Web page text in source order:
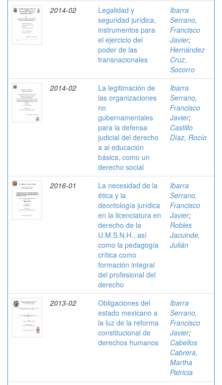
2014-02
Legalidad y
seguridad jurídica,
instrumentos para
el ejercicio del
poder de las
transnacionales
Ibarra
Serrano,
Francisco
Javier;
Hernández
Cruz,
Socorro
2014-02
La legitimación de
las organizaciones
no
gubernamentales
para la defensa
judicial del derecho
a al educación
básica, como un
derecho social
Ibarra
Serrano,
Francisco
Javier;
Castillo
Díaz, Rocío
2016-01
La necesidad de la
ética y la
deontología jurídica
en la licenciatura en
derecho de la
U.M.S.N.H., así
como la pedagogía
crítica como
formación integral
del profesional del
derecho
Ibarra
Serrano,
Francisco
Javier;
Robles
Jacuinde,
Julián
2013-02
Obligaciones del
estado mexicano a
la luz de la reforma
constitucional de
derechos humanos
Ibarra
Serrano,
Francisco
Javier;
Cabellos
Cabrera,
Martha
Patricia